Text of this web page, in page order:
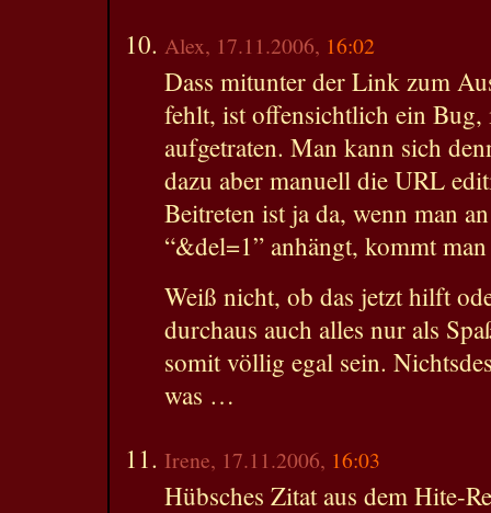
Alex, 17.11.2006, 16:02
Dass mitunter der Link zum
fehlt, ist offensichtlich ein Bug,
aufgetraten. Man kann sich
dazu aber manuell die URL
Beitreten ist ja da, wenn man
“&del=1” anhängt, kommt
Weiß nicht, ob das jetzt hilft
durchaus auch alles nur als
somit völlig egal sein.
was …
Irene, 17.11.2006, 16:03
Hübsches Zitat aus dem Hite-